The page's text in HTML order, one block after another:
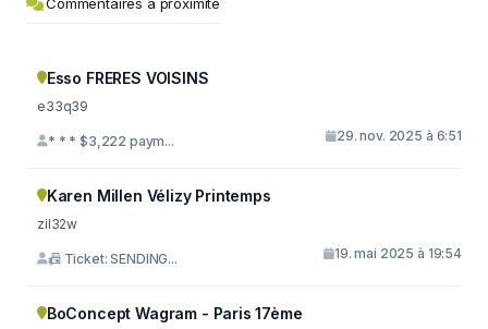
Esso FRERES VOISINS
e33q39
* * * $3,222 paym... 29. nov. 2025 à 6:51
Karen Millen Vélizy Printemps
zil32w
📠 Ticket: SENDING... 19. mai 2025 à 19:54
BoConcept Wagram - Paris 17ème